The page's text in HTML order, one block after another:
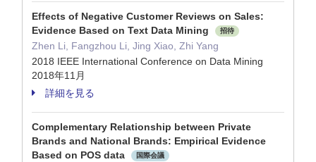
Effects of Negative Customer Reviews on Sales:
Evidence Based on Text Data Mining
招待
Zhen Li, Fangzhou Li, Jing Xiao, Zhi Yang
2018 IEEE International Conference on Data Mining
2018年11月
詳細を見る
Complementary Relationship between Private
Brands and National Brands: Empirical Evidence
Based on POS data
国際会議